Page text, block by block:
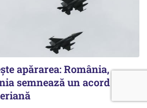
apărarea: România,
semnează un acord